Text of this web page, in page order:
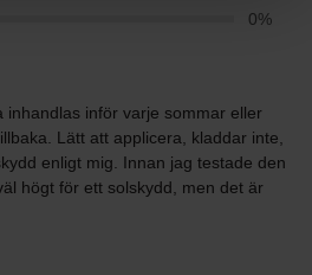
0%
inför varje sommar eller
Lätt att applicera, kladdar inte,
enligt mig. Innan jag testade den
högt för ett solskydd, men det är